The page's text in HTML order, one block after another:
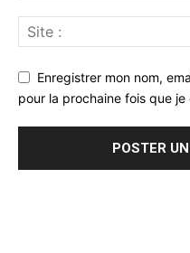
Enregistrer mon nom,
pour la prochaine fois que je